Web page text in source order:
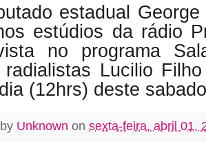
estadual
estúdios da rádio
no programa
radialistas Lucilio
(12hrs) deste
Unknown on sexta-feira, abril 01,